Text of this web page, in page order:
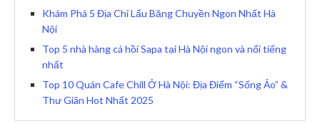
Khám Phá 5 Địa Chỉ Lẩu Băng Chuyền Ngon Nhất Hà
Nội
Top 5 nhà hàng cá hồi Sapa tại Hà Nội ngon và nổi tiếng
nhất
Top 10 Quán Cafe Chill Ở Hà Nội: Địa Điểm “Sống Ảo” &
Thư Giãn Hot Nhất 2025